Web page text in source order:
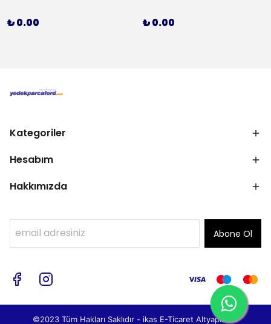
₺ 0.00 ₺ 0.00
Kategoriler
Hesabım
Hakkımızda
Abone Ol
©2023 Tüm Hakları Saklıdır - ikas E-Ticaret Altyapısı ile